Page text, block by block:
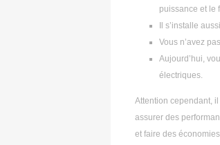
puissance et le
Il s’installe
Vous n’avez
Aujourd’hui,
électriques.
Attention cependant,
assurer des
et faire des